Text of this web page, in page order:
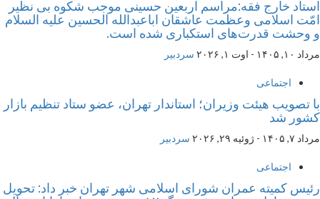
استاد خارج فقه:مراسم اربعین حسینی موجب شکوه بی نظیر
امّت اسلامی وعظمت عاشقان اباعبدالله الحسین علیه السلام
و وحشت قدرت‌های استکباری شده است.
مرداد ۱۰, ۱۴۰۵ - اوت ۱, ۲۰۲۶ سردبیر
اجتماعی
با تصویب هیئت وزیران؛ استاندار تهران، عضو ستاد تنظیم بازار
کشور شد
مرداد ۷, ۱۴۰۵ - ژوئیه ۲۹, ۲۰۲۶ سردبیر
اجتماعی
رئیس کمیته عمران شورای اسلامی شهر تهران خبر داد: تحویل